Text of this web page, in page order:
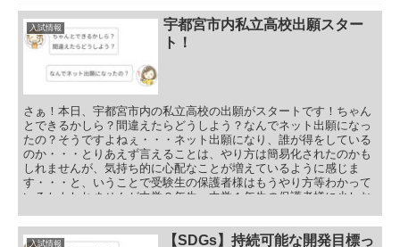
用） 実力テストの順位で志望校判断 清原中の実力テストでの志望
校判定 芳賀中の実力テストでの志望校判定 校内順位がどのくらい
で、どの高校に行けるのか？まとめ
入試情報
宇都宮市内私立高校出願スター
ト！
さぁ！本日、宇都宮市内の私立高校の出願がスタートです！ちゃん
とできるかしら？間違えたらどうしよう？なんでネット出願になっ
たの？そうですよねぇ・・・ネット出願になり、誰が得をしている
のか・・・とりあえず言えることは、やり方は簡易化されたのかも
しれませんが、気持ち的に心配なことが増えているように感じま
す・・・と、いうことで受験生の保護者様はもうやり方等わかって
いるかもしれませんが中学２年生、中学１年生の保護者様に少しお
宮市内私立高校ネット出願期間 宇都宮市内私立高校ネット出願方法
ネット出願のメリット ネット出願のまとめ 最後に、私立高校のス
入試情報
【SDGs】持続可能な開発目標っ